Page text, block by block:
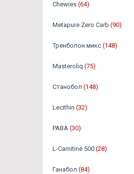
Chewies (64)
Metapure Zero Carb (90)
Тренболон микс (148)
Masteroliq (75)
Станобол (148)
Lecithin (32)
PABA (30)
L-Carnitine 500 (28)
Ганабол (84)